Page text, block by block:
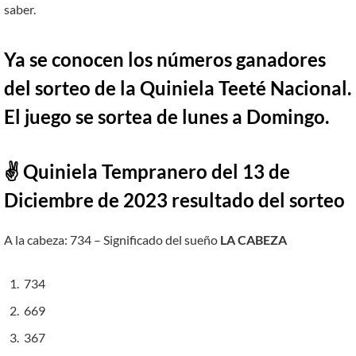
saber.
Ya se conocen los números ganadores
del sorteo de la Quiniela Teeté Nacional.
El juego se sortea de lunes a Domingo.
✌ Quiniela Tempranero del 13 de
Diciembre de 2023 resultado del sorteo
A la cabeza: 734 – Significado del sueño LA CABEZA
734
669
367